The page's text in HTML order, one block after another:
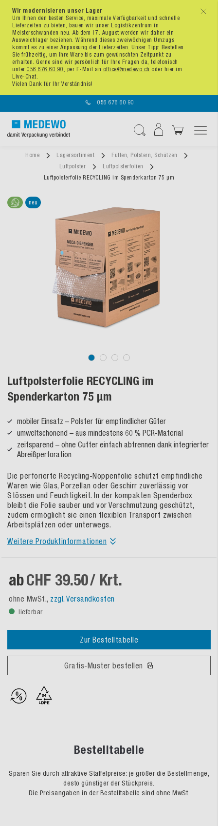
x
Wir modernisieren unser Lager
Um Ihnen den besten Service, maximale Verfügbarkeit und schnelle
Lieferzeiten zu bieten, bauen wir unser Logistikzentrum in
Meisterschwanden neu. Ab dem 17. August werden wir daher ein
Ausweichlager beziehen. Während dieses zweiwöchigen Umzugs
kommt es zu einer Anpassung der Lieferzeiten. Unser Tipp: Bestellen
Sie frühzeitig, um Ihre Ware bis zum gewünschten Zeitpunkt zu
erhalten. Gerne sind wir persönlich für Ihre Fragen da, telefonisch
unter 056 676 60 90 , per E-Mail an office@medewo.ch oder hier im
Live-Chat.
Vielen Dank für Ihr Verständnis!
056 676 60 90
Home Lagersortiment
Füllen, Polstern, Schützen
Luftpolster
Luftpolsterfolien
Luftpolsterfolie RECYCLING im Spenderkarton 75 µm
neu
Luftpolsterfolie RECYCLING im
Spenderkarton 75 µm
mobiler Einsatz – Polster für empfindlicher Güter
umweltschonend – aus mindestens 60 % PCR-Material
zeitsparend – ohne Cutter einfach abtrennen dank integrierter
Abreißperforation
Die perforierte Recycling-Noppenfolie schützt empfindliche
Waren wie Glas, Porzellan oder Geschirr zuverlässig vor
Stössen und Feuchtigkeit. In der kompakten Spenderbox
bleibt die Folie sauber und vor Verschmutzung geschützt,
zudem ermöglicht sie einen flexiblen Transport zwischen
Arbeitsplätzen oder unterwegs.
Weitere Produktinformationen
abCHF 39.50/ Krt.
ohne MwSt., zzgl. Versandkosten
lieferbar
Zur Bestelltabelle
Gratis-Muster bestellen
Bestelltabelle
Sparen Sie durch attraktive Staffelpreise: je größer die Bestellmenge,
desto günstiger der Stückpreis.
Die Preisangaben in der Bestelltabelle sind ohne MwSt.